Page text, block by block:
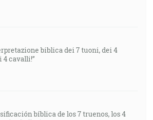
biblica dei 7 tuoni, dei 4
4 cavalli!”
bíblica de los 7 truenos, los 4